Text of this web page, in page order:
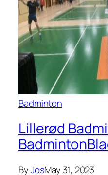
Badminton
Lillerød
ByJosMay 31, 2023